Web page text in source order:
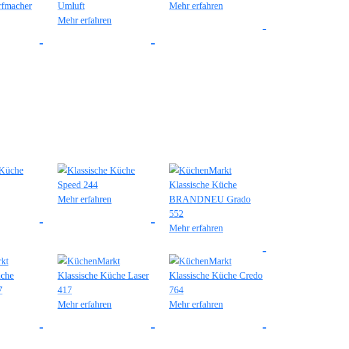
Mehr erfahren
Mehr erfahren
Mehr erfahren
Mehr erfahren
Mehr erfahren Mehr erfahren